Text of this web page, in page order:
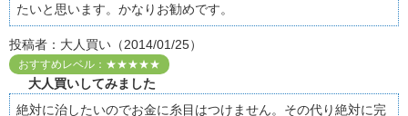
たいと思います。かなりお勧めです。
投稿者：大人買い（2014/01/25）
おすすめレベル：★★★★★
大人買いしてみました
絶対に治したいのでお金に糸目はつけません。その代り絶対に完